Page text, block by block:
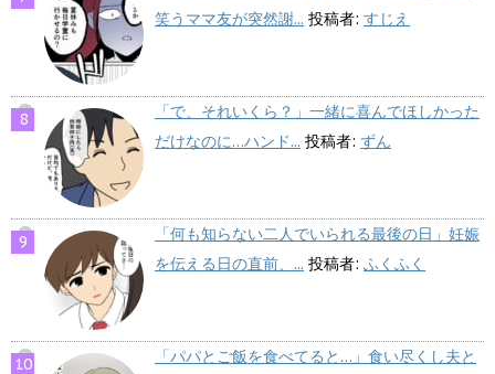
笑うママ友が突然謝... 投稿者: すじえ
「で、それいくら？」一緒に喜んでほしかった
だけなのに…ハンド... 投稿者: ずん
「何も知らない二人でいられる最後の日」妊娠
を伝える日の直前、... 投稿者: ふくふく
「パパとご飯を食べてると…」食い尽くし夫と